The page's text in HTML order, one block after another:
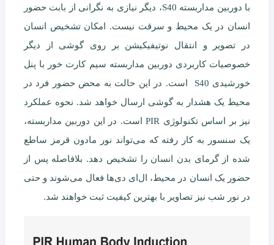
با دوربین مداربسته S40، دیگر نیازی به نگرانی از بابت حضور
انسان در یک محیط و سرقت نیست. امکان تشخیص انسان
در تصویر و انتقال نوتیفیکیشن بر روی گوشی از دیگر
خصوصیات کاربردی دوربین مداربسته سیم کارت خور با پنل
خورشیدی S40 است. در این حالت به محض حضور فرد در
محیط یک هشدار به گوشی ارسال خواهد شد. نحوه عملکرد
نیز بر اساس تکنولوژی PIR است. در این دوربین مداربسته،
یک سنسور به کار رفته که می‌تواند نور مادون قرمز ساطع
شده از گرمای بدن انسان را تشخیص دهد. بلافاصله پس از
حضور یک انسان در محیط، ال‌ای دی‌ها فعال می‌شوند و حتی
در نور شب نیز تصاویر با بهترین کیفیت ثبت خواهند شد.